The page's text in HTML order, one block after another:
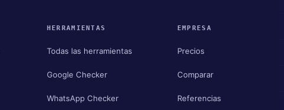
HERRAMIENTAS
Todas las herramientas
Google Checker
WhatsApp Checker
EMPRESA
Precios
Comparar
Referencias